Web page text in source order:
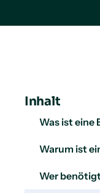
Inhalt
Was ist eine
Warum ist
Wer